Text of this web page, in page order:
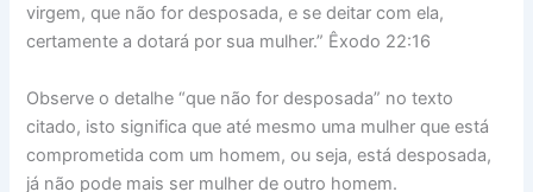
virgem, que não for desposada, e se deitar com ela,
certamente a dotará por sua mulher.” Êxodo 22:16
Observe o detalhe “que não for desposada” no texto
citado, isto significa que até mesmo uma mulher que está
comprometida com um homem, ou seja, está desposada,
já não pode mais ser mulher de outro homem.